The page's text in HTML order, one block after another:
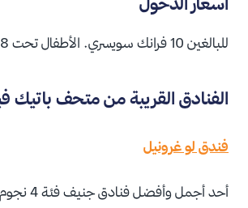
للبالغين 10 فرانك سويسري. الأطفال تحت 18 عام مجاناً.
الفنادق القريبة من متحف باتيك
فندق لو غرونيل